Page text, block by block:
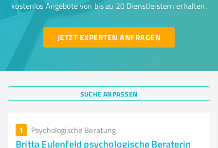
kostenlos Angebote von bis zu 20 Dienstleistern erhalten.
JETZT EXPERTEN ANFRAGEN
SUCHE ANPASSEN
1 Psychologische Beratung
Britta Eulenfeld psychologische Beraterin